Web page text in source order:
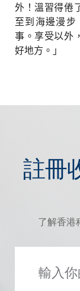
外！溫習得倦
至到海邊漫
事。享受以外
好地方。」
註冊
了解香港